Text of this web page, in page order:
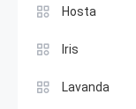
Hosta
Iris
Lavanda